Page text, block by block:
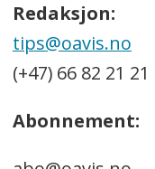
Redaksjon:
tips@oavis.no
(+47) 66 82 21 21
Abonnement: